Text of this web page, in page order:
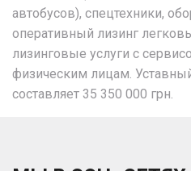
автобусов), спецтехники,
оперативный лизинг
лизинговые услуги с
физическим лицам.
составляет 35 350 000 грн.